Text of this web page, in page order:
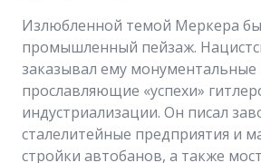
Излюбленной темой Меркера
промышленный пейзаж.
заказывал ему монументальные
прославляющие «успехи»
индустриализации. Он писал
сталелитейные предприятия и
стройки автобанов, а также